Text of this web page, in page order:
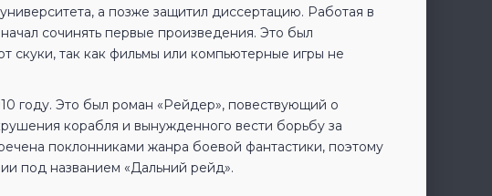
а позже защитил диссертацию. Работая в
сочинять первые произведения. Это был
скуки, так как фильмы или компьютерные игры не
году. Это был роман «Рейдер», повествующий о
корабля и вынужденного вести борьбу за
поклонниками жанра боевой фантастики, поэтому
под названием «Дальний рейд».